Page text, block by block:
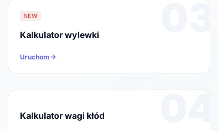
03
NEW
Kalkulator wylewki
Uruchom
04
Kalkulator wagi kłód